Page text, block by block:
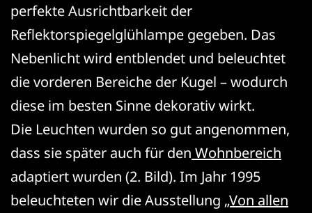
perfekte Ausrichtbarkeit der
Reflektorspiegelglühlampe gegeben. Das
Nebenlicht wird entblendet und beleuchtet
die vorderen Bereiche der Kugel – wodurch
diese im besten Sinne dekorativ wirkt.
Die Leuchten wurden so gut angenommen,
dass sie später auch für den Wohnbereich
adaptiert wurden (2. Bild). Im Jahr 1995
beleuchteten wir die Ausstellung „Von allen